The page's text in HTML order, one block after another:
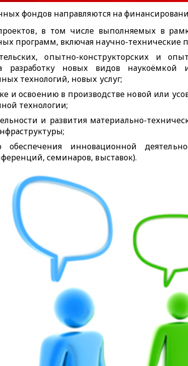
фондов направляются на
в том числе выполняемых в
программ, включая научно-технические
опытно-конструкторских и
разработку новых видов
технологий, новых услуг;
и освоению в производстве новой или
технологии;
и развития материально-
обеспечения инновационной
семинаров, выставок).